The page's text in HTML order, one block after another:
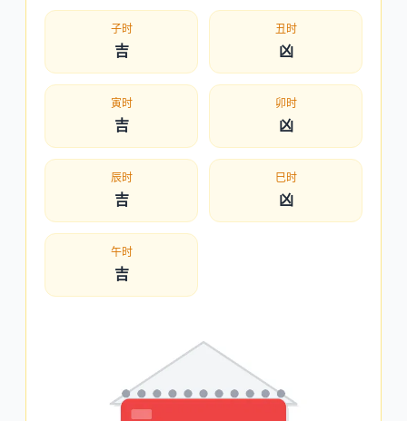
子时
吉
丑时
凶
寅时
吉
卯时
凶
辰时
吉
巳时
凶
午时
吉